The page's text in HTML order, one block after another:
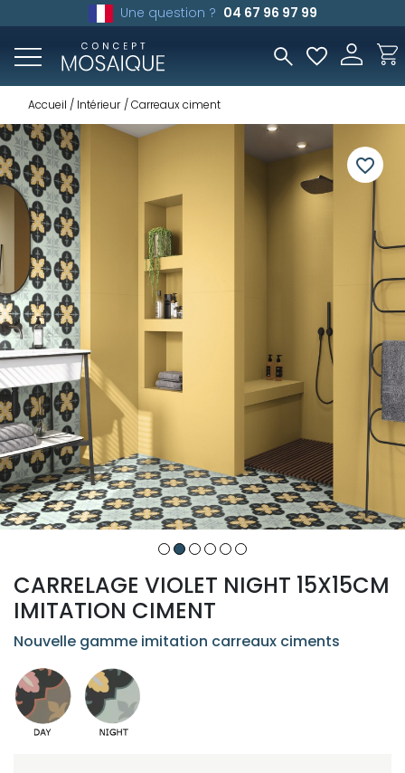
Une question ? 04 67 96 97 99
Accueil Intérieur Carreaux ciment
favorite_border
CARRELAGE VIOLET NIGHT 15X15CM
IMITATION CIMENT
Nouvelle gamme imitation carreaux ciments